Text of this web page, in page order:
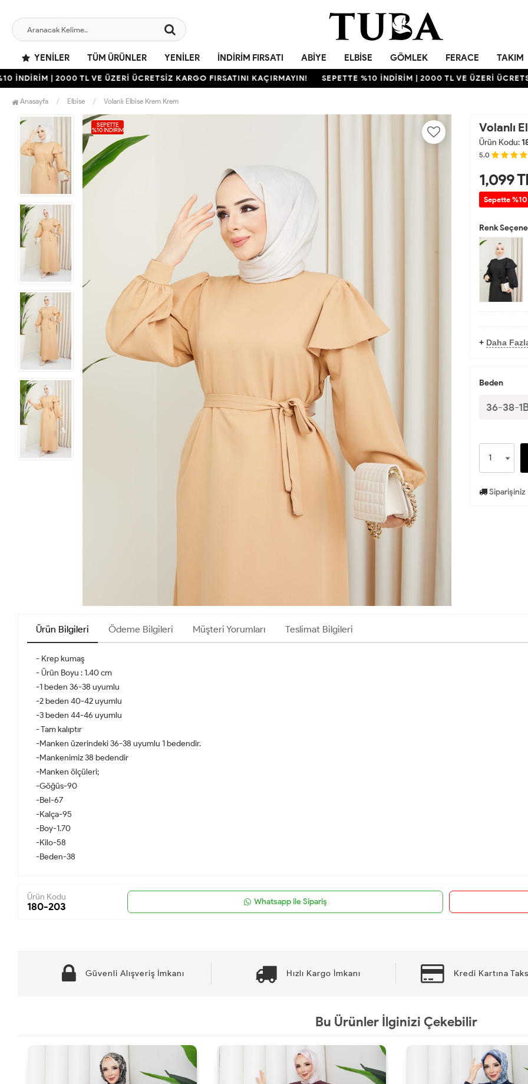
YENILER TÜM ÜRÜNLER YENILER İNDIRIM FIRSATI ABIYE ELBISE GÖMLEK FERACE TAKIM
| 2000 TL VE ÜZERİ ÜCRETSİZ KARGO FIRSATINI KAÇIRMAYIN! SEPETTE %10 İNDİRİM | 2000 TL VE ÜZERİ ÜCRETSİZ
Anasayfa Elbise Volanlı Elbise Krem Krem
SEPETTE
%10 İNDIRIM Volanlı
Ürün Kodu:
5.0
1,099
Sepette
Renk
+ Daha
Beden
36-38-
Siparişiniz
Ürün Bilgileri Ödeme Bilgileri Müşteri Yorumları Teslimat Bilgileri
- Krep kumaş
- Ürün Boyu : 1.40 cm
-1 beden 36-38 uyumlu
-2 beden 40-42 uyumlu
-3 beden 44-46 uyumlu
- Tam kalıptır
-Manken üzerindeki 36-38 uyumlu 1 bedendir.
-Mankenimiz 38 bedendir
-Manken ölçüleri;
-Göğüs-90
-Bel-67
-Kalça-95
-Boy-1.70
-Kilo-58
-Beden-38
Ürün Kodu
180-203 Whatsapp ile Sipariş
Güvenli Alışveriş İmkanı Hızlı Kargo İmkanı Kredi Kartına
Bu Ürünler İlginizi Çekebilir